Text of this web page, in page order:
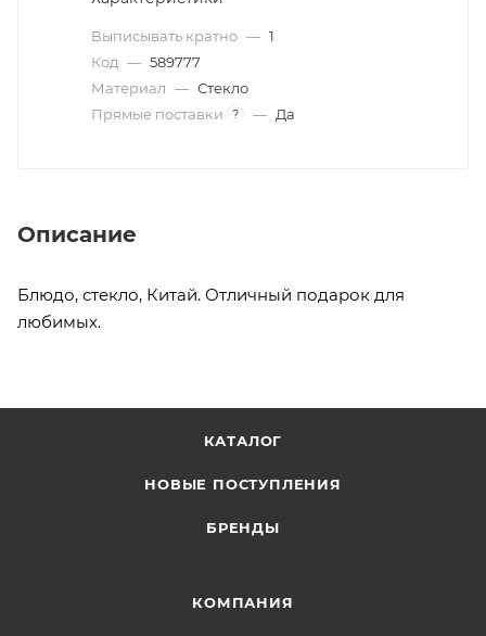
Выписывать кратно — 1
Код — 589777
Материал — Стекло
Прямые поставки
? — Да
Описание
Блюдо, стекло, Китай. Отличный подарок для
любимых.
КАТАЛОГ
НОВЫЕ ПОСТУПЛЕНИЯ
БРЕНДЫ
КОМПАНИЯ